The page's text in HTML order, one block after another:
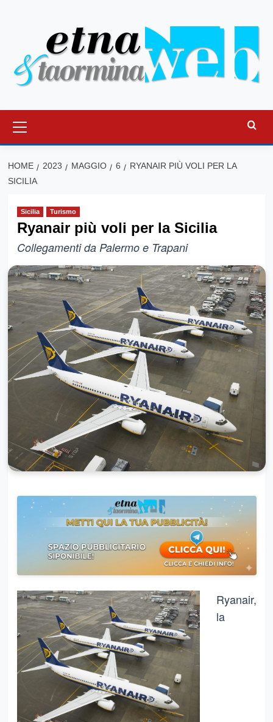
principale
HOME 2023 MAGGIO 6
RYANAIR PIÙ VOLI PER LA
SICILIA
Sicilia Turismo
Ryanair più voli per la Sicilia
Collegamenti da Palermo e Trapani
Ryanair,
la